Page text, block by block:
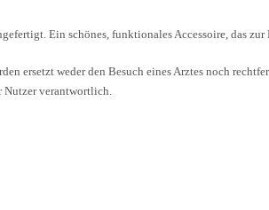
Ein schönes, funktionales Accessoire, das
ersetzt weder den Besuch eines Arztes noch
Nutzer verantwortlich.